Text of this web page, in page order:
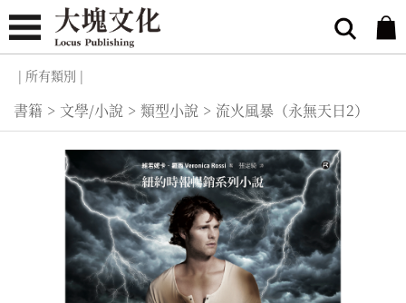
| 所有類別 |
書籍 > 文學/小說 > 類型小說 > 流火風暴（永無天日2）